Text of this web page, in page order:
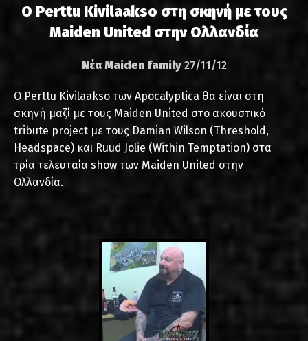
Ο Perttu Kivilaakso στη σκηνή με τους
Maiden United στην Ολλανδία
Νέα Maiden family 27/11/12
Ο Perttu Kivilaakso των Apocalyptica θα είναι στη
σκηνή μαζί με τους Maiden United στο ακουστικό
tribute project με τους Damian Wilson (Threshold,
Headspace) και Ruud Jolie (Within Temptation) στα
τρία τελευταία show των Maiden United στην
Ολλανδία.